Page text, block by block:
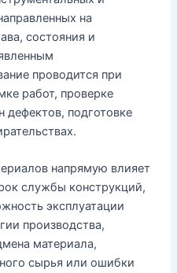
на
состояния и
проводится при
работ, проверке
дефектов, подготовке
напрямую влияет
службы конструкций,
эксплуатации
производства,
материала,
сырья или ошибки